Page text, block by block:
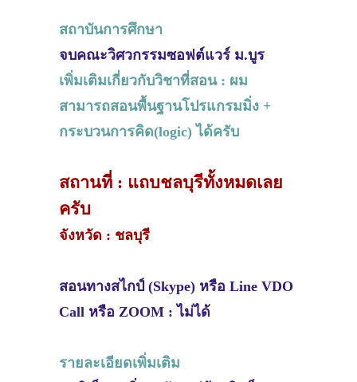
สถาบันการศึกษา
จบคณะวิศวกรรมซอฟต์แวร์ ม.บูร
เพิ่มเติมเกี่ยวกับวิชาที่สอน : ผม
สามารถสอนพื้นฐานโปรแกรมมิ่ง +
กระบวนการคิด(logic) ได้ครับ
สถานที่ : แถบชลบุรีทั้งหมดเลย
ครับ
จังหวัด : ชลบุรี
สอนทางสไกป์ (Skype) หรือ Line VDO
Call หรือ ZOOM : ไม่ได้
รายละเอียดเพิ่มเติม